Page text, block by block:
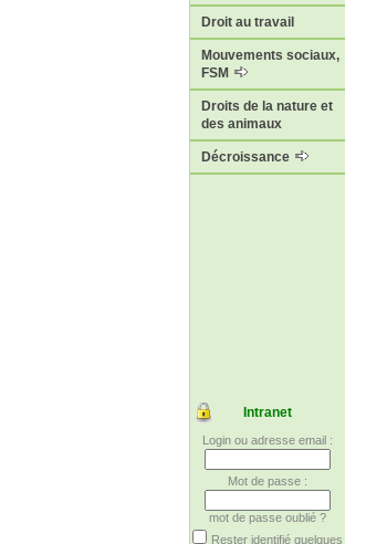
Droit au travail
Mouvements sociaux,
FSM
Droits de la nature et
des animaux
Décroissance
Intranet
Login ou adresse email :
Mot de passe :
mot de passe oublié ?
Rester identifié quelques